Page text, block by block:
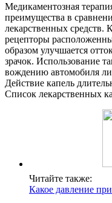
Медикаментозная
преимущества в
лекарственных средств.
рецепторы
образом улучшается
зрачок. Использование
вождению автомобиля
Действие капель
Список лекарственных
Читайте также:
Какое давление